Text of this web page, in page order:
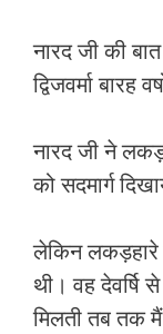
नारद जी की
द्विजवर्मा बारह
नारद जी ने
को सदमार्ग
लेकिन लकड़हारे
थी। वह देवर्षि
मिलती तब तक मैं